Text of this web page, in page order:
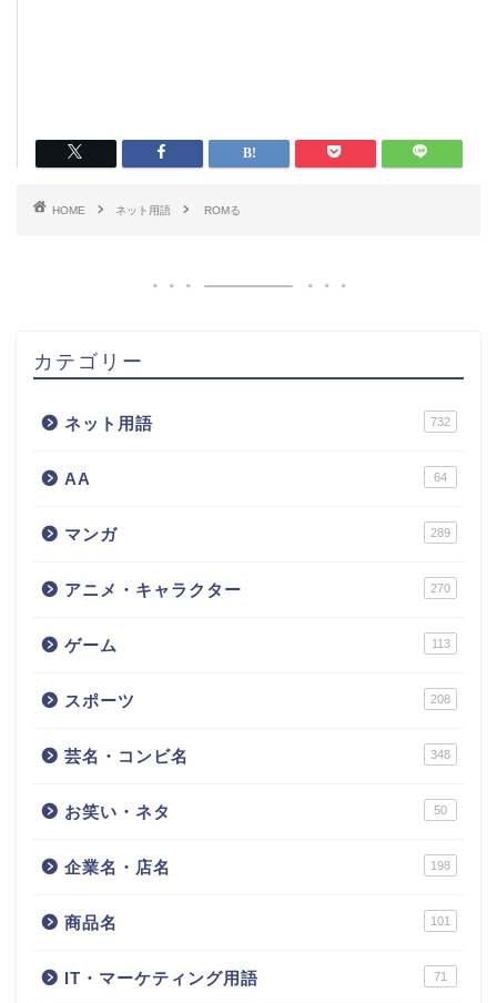
HOME ネット用語 ROMる
カテゴリー
ネット用語 732
AA 64
マンガ 289
アニメ・キャラクター 270
ゲーム 113
スポーツ 208
芸名・コンビ名 348
お笑い・ネタ 50
企業名・店名 198
商品名 101
IT・マーケティング用語 71